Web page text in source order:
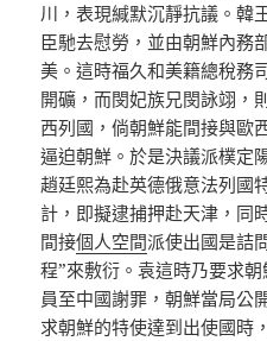
川，表現緘默沉靜抗議。韓
臣馳去慰勞，並由朝鮮內務
美。這時福久和美籍總稅務
開礦，而閔妃族兄閔詠翊，
西列國，倘朝鮮能間接與歐
逼迫朝鮮。於是決議派樸定
趙廷熙為赴英德俄意法列國
計，即擬逮捕押赴天津，同
間接個人空間派使出國是詰
程”來敷衍。袁這時乃要求
員至中國謝罪，朝鮮當局公
求朝鮮的特使達到出使國時